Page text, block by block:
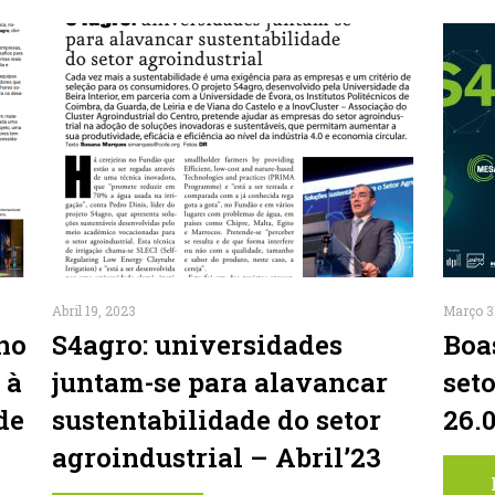
Abril 19, 2023
S4agro: universidades
juntam-se para alavancar
sustentabilidade do setor
agroindustrial – Abril’23
Março